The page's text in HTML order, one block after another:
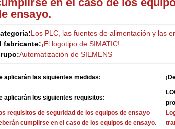
ensayo.
Los PLC, las fuentes de alimentación y las
fabricante:¡El logotipo de SIMATIC!
Automatización de SIEMENS
aplicarán las siguientes medidas:
aplicarán los siguientes requisitos:
requisitos de seguridad de los equipos de ensayo
cumplirse en el caso de los equipos de ensayo.